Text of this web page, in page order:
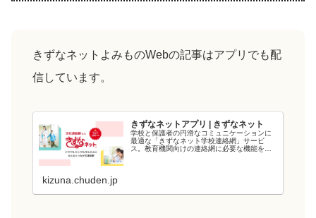
きずなネットよみものWebの記事はアプリでも配
信しています。
きずなネットアプリ | きずなネット
学校と保護者の円滑なコミュニケーションに
最適な「きずなネット学校連絡網」サービ
ス。教育機関向けの連絡網に必要な機能を備
kizuna.chuden.jp